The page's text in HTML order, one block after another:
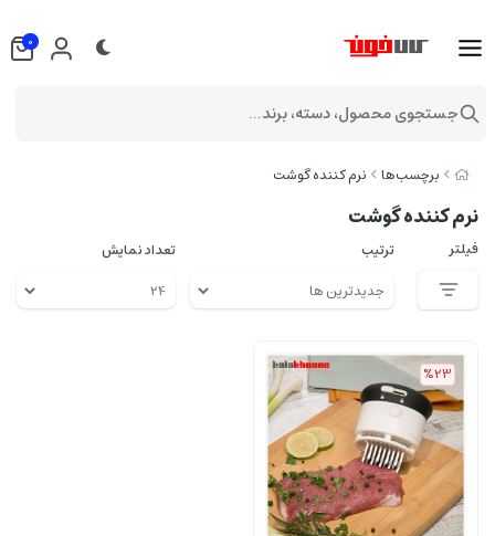
برچسب‌ها نرم کننده گوشت
نرم کننده گوشت
فیلتر ترتیب تعداد نمایش
%23
0
جستجوی محصول، دسته، برند...